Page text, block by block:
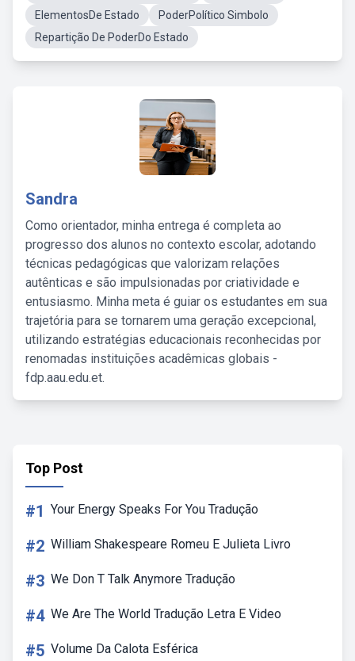
ElementosDe Estado
PoderPolítico Simbolo
Repartição De PoderDo Estado
Sandra
Como orientador, minha entrega é completa ao
progresso dos alunos no contexto escolar, adotando
técnicas pedagógicas que valorizam relações
autênticas e são impulsionadas por criatividade e
entusiasmo. Minha meta é guiar os estudantes em sua
trajetória para se tornarem uma geração excepcional,
utilizando estratégias educacionais reconhecidas por
renomadas instituições acadêmicas globais -
fdp.aau.edu.et.
Top Post
#1 Your Energy Speaks For You Tradução
#2 William Shakespeare Romeu E Julieta Livro
#3 We Don T Talk Anymore Tradução
#4 We Are The World Tradução Letra E Video
#5 Volume Da Calota Esférica